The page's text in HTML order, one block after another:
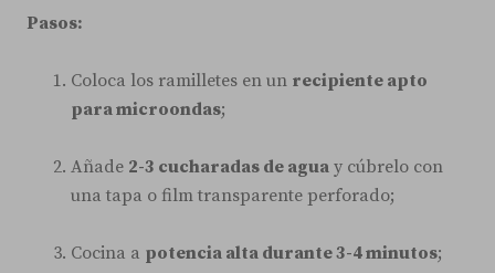
Pasos:
Coloca los ramilletes en un recipiente apto
para microondas;
Añade 2-3 cucharadas de agua y cúbrelo con
una tapa o film transparente perforado;
Cocina a potencia alta durante 3-4 minutos;